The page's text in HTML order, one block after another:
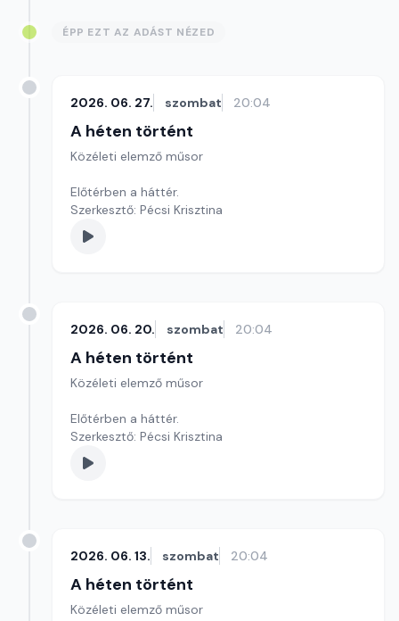
ÉPP EZT AZ ADÁST NÉZED
2026. 06. 27. szombat 20:04
A héten történt
Közéleti elemző műsor
Előtérben a háttér.
Szerkesztő: Pécsi Krisztina
2026. 06. 20. szombat 20:04
A héten történt
Közéleti elemző műsor
Előtérben a háttér.
Szerkesztő: Pécsi Krisztina
2026. 06. 13. szombat 20:04
A héten történt
Közéleti elemző műsor